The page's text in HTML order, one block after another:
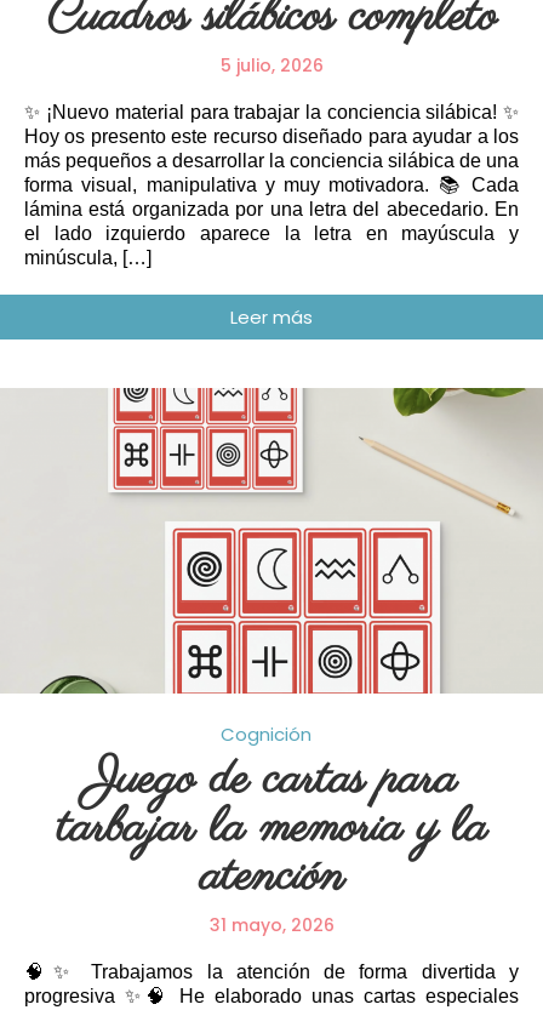
Cuadros silábicos completo
5 julio, 2026
✨ ¡Nuevo material para trabajar la conciencia silábica! ✨
Hoy os presento este recurso diseñado para ayudar a los
más pequeños a desarrollar la conciencia silábica de una
forma visual, manipulativa y muy motivadora. 📚 Cada
lámina está organizada por una letra del abecedario. En
el lado izquierdo aparece la letra en mayúscula y
minúscula, […]
Cognición
Juego de cartas para
tarbajar la memoria y la
atención
31 mayo, 2026
🧠✨ Trabajamos la atención de forma divertida y
progresiva ✨🧠 He elaborado unas cartas especiales